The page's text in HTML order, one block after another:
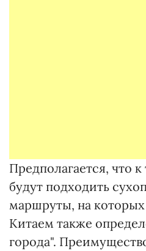
Предполагается, что
будут подходить
маршруты, на
Китаем также
города".